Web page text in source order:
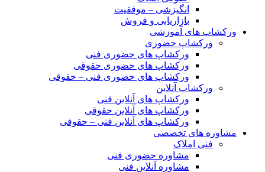
انگیزشی – موفقیت
بازاریابی و فروش
ورکشاپ های آموزشی
ورکشاپ حضوری
ورکشاپ های حضوری فنی
ورکشاپ های حضوری حقوقی
ورکشاپ های حضوری فنی – حقوقی
ورکشاپ آنلاین
ورکشاپ های آنلاین فنی
ورکشاپ های آنلاین حقوقی
ورکشاپ های آنلاین فنی – حقوقی
مشاوره های تخصصی
فنی املاک
مشاوره حضوری فنی
مشاوره آنلاین فنی